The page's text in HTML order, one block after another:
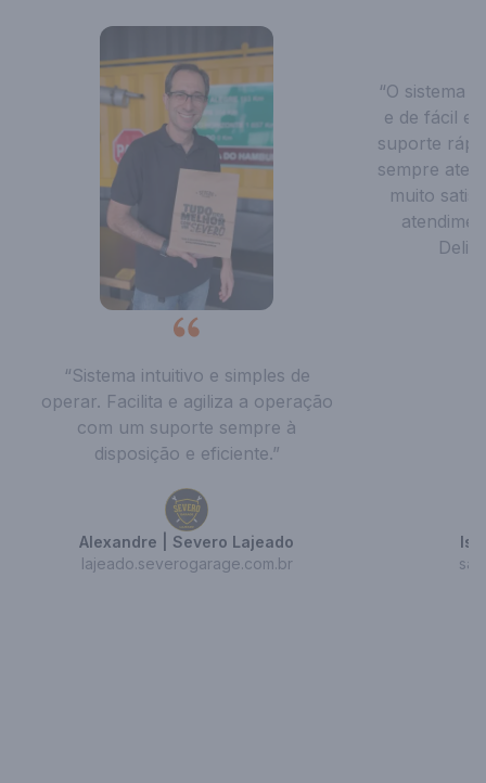
“Sistema intuitivo e simples de
operar. Facilita e agiliza a operação
com um suporte sempre à
disposição e eficiente.”
Alexandre | Severo Lajeado
lajeado.severogarage.com.br
“O sistema
e de fácil
suporte
sempre
muito